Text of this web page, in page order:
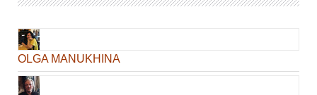
OLGA MANUKHINA